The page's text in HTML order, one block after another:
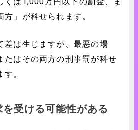
方」が科せられます。
差は生じますが、最悪の場
たはその両方の刑事罰が科せ
。
受ける可能性がある